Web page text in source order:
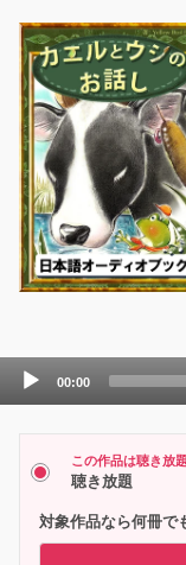
Audio
00:00
この作品は聴き放
聴き放題
対象作品なら何冊で